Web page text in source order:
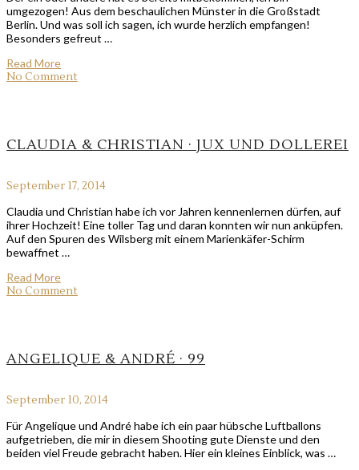
umgezogen! Aus dem beschaulichen Münster in die Großstadt
Berlin. Und was soll ich sagen, ich wurde herzlich empfangen!
Besonders gefreut …
Read More
No Comment
CLAUDIA & CHRISTIAN · JUX UND DOLLEREI
September 17, 2014
Claudia und Christian habe ich vor Jahren kennenlernen dürfen, auf
ihrer Hochzeit! Eine toller Tag und daran konnten wir nun anküpfen.
Auf den Spuren des Wilsberg mit einem Marienkäfer-Schirm
bewaffnet …
Read More
No Comment
ANGELIQUE & ANDRÉ · 99
September 10, 2014
Für Angelique und André habe ich ein paar hübsche Luftballons
aufgetrieben, die mir in diesem Shooting gute Dienste und den
beiden viel Freude gebracht haben. Hier ein kleines Einblick, was …